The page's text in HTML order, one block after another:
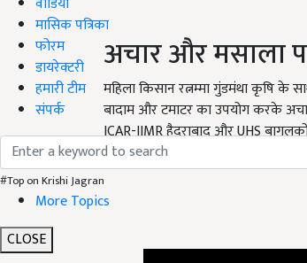
मासिक पत्रिका
फोरम
डायरेक्टरी
हमारी टीम
संपर्क
#Top on Krishi Jagran
More Topics
CLOSE
अचार और मसाला
महिला किसान रत्नम्मा गुंडमंथा कृषि
बादाम और टमाटर का उपयोग करके
ICAR-IIMR हैदराबाद और UHS
अनाज का प्रसंस्करण शुरू किया था. इसके